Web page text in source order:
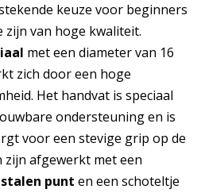
keuze voor beginners
zijn van hoge kwaliteit.
met een diameter van 16
zich door een hoge
Het handvat is speciaal
ondersteuning en is
voor een stevige grip op de
zijn afgewerkt met een
stalen punt en een schoteltje